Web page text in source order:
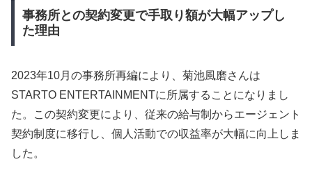
事務所との契約変更で手取り額が大幅アップし
た理由
2023年10月の事務所再編により、菊池風磨さんは
STARTO ENTERTAINMENTに所属することになりまし
た。この契約変更により、従来の給与制からエージェント
契約制度に移行し、個人活動での収益率が大幅に向上しま
した。